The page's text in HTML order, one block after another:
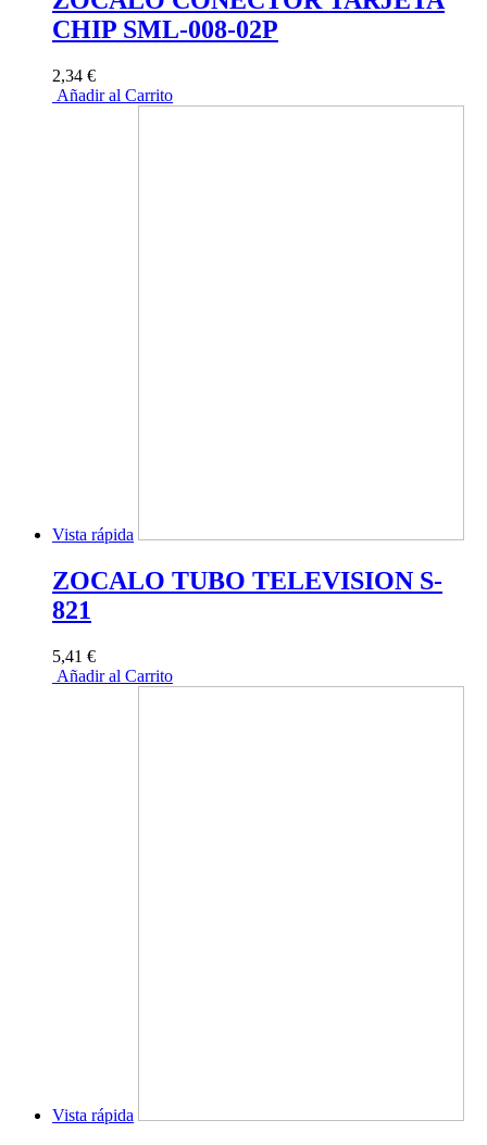
CHIP SML-008-02P
2,34 €
Añadir al Carrito
Vista rápida
ZOCALO TUBO TELEVISION S-
821
5,41 €
Añadir al Carrito
Vista rápida